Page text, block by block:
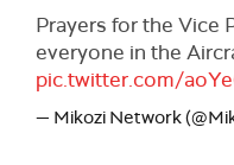
Prayers for the Vice
everyone in the
pic.twitter.com/
— Mikozi Network